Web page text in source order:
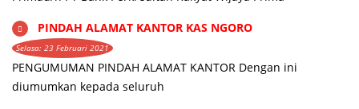
PINDAH ALAMAT KANTOR KAS NGORO
Selasa: 23 Februari 2021
PENGUMUMAN PINDAH ALAMAT KANTOR Dengan ini
diumumkan kepada seluruh